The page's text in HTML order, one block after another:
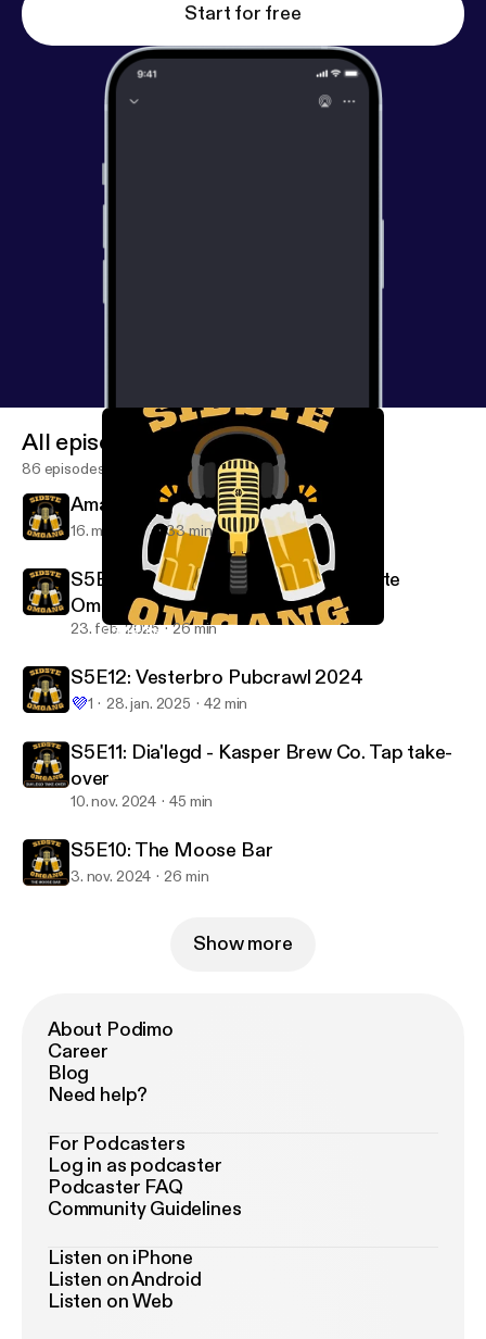
Start for free
S5E13: Peter fra Freddy's Bar / Sidste Omgang
All episodes
86 episodes
Amager Rundt 2025
16. maj 2026 33 min
S5E13: Peter fra Freddy's Bar / Sidste
Omgang
23. feb. 2025 26 min
S5E12: Vesterbro Pubcrawl 2024
💜1 28. jan. 2025 42 min
S5E11: Dia'legd - Kasper Brew Co. Tap take-
over
10. nov. 2024 45 min
S5E10: The Moose Bar
3. nov. 2024 26 min
Show more
About Podimo
Career
Blog
Need help?
For Podcasters
Log in as podcaster
Podcaster FAQ
Community Guidelines
Listen on iPhone
Listen on Android
Listen on Web